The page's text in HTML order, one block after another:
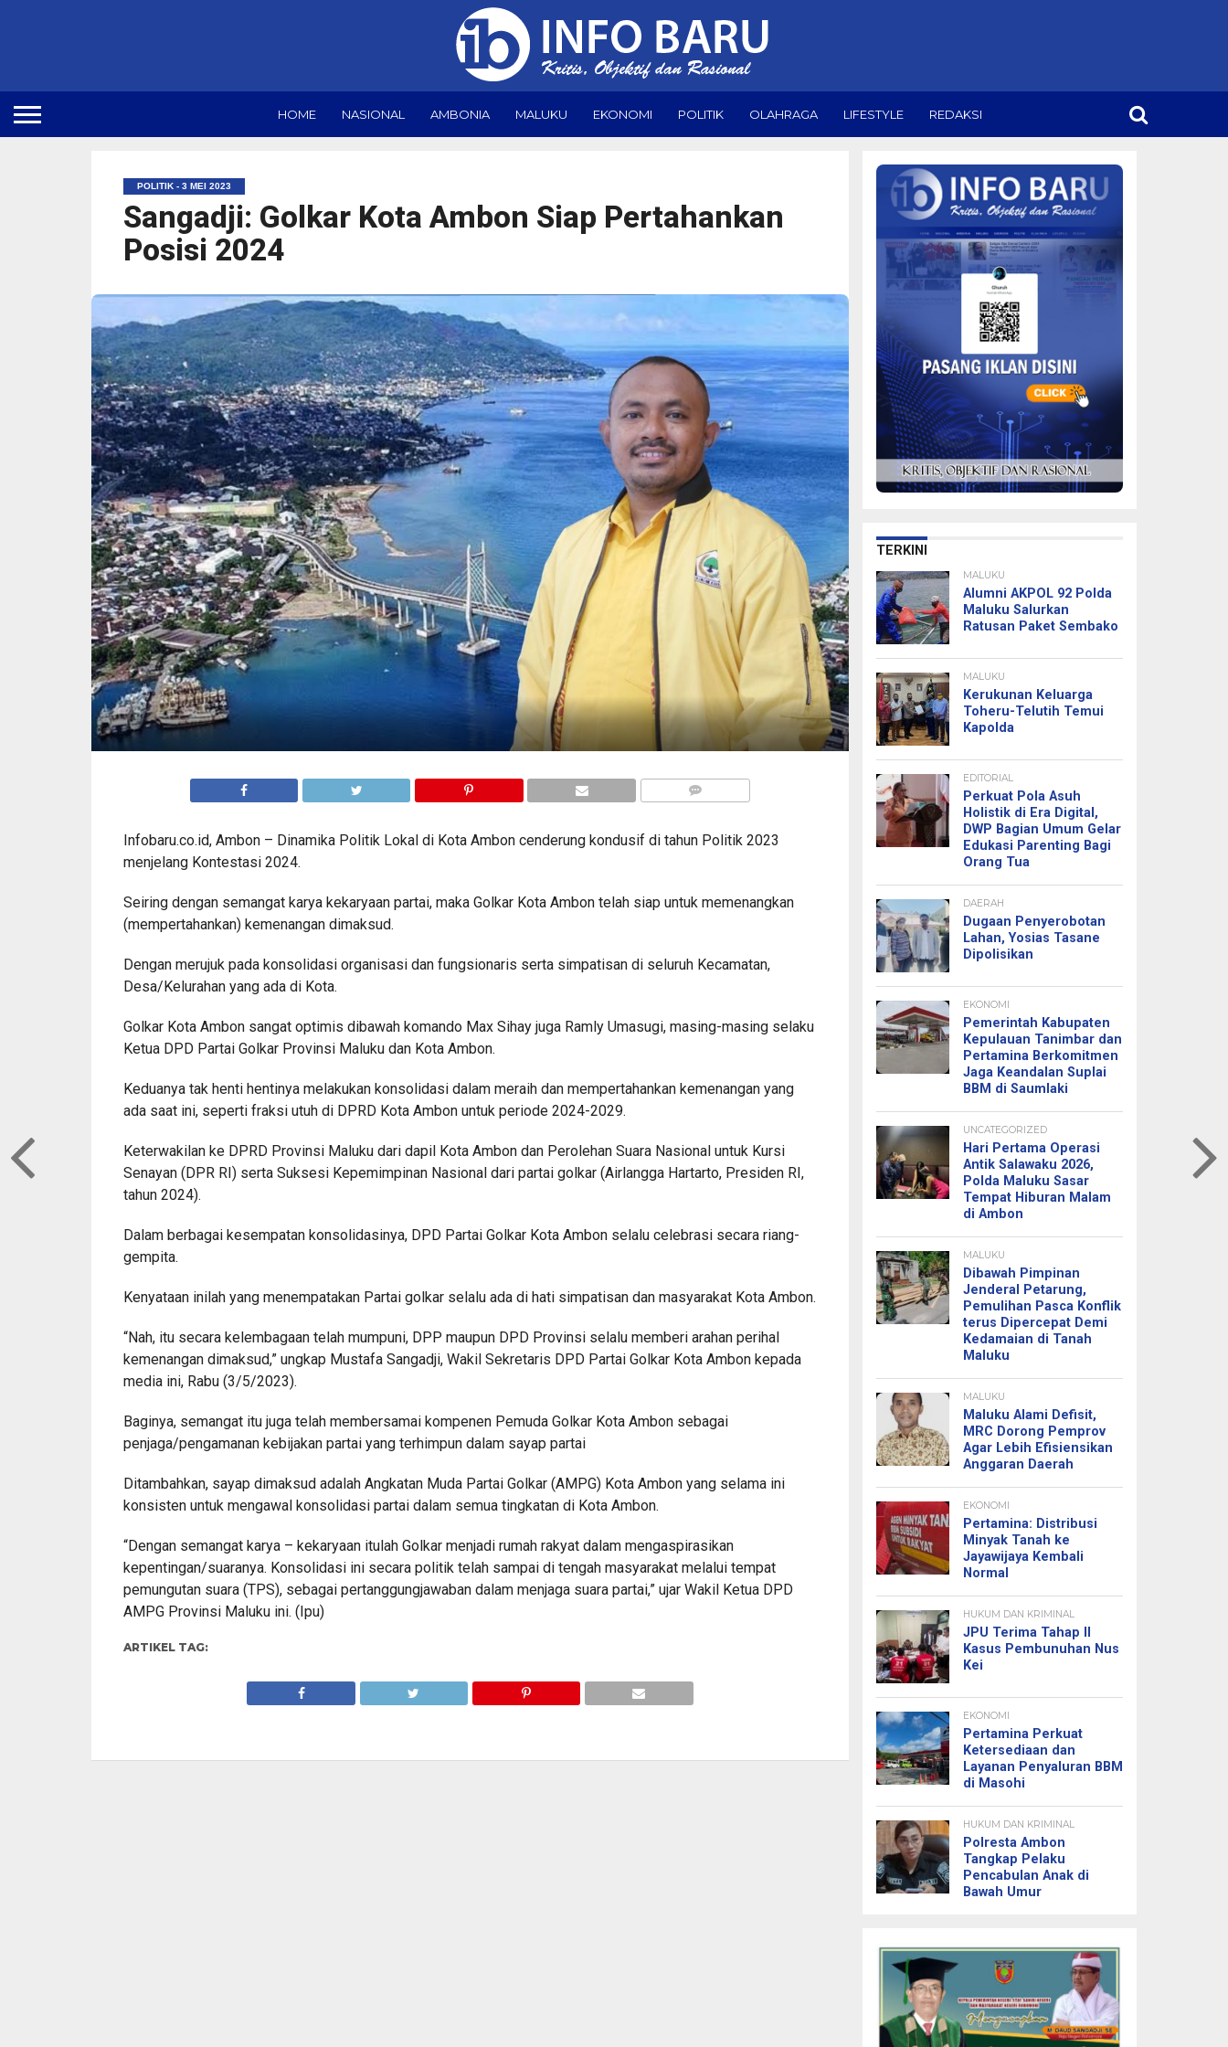
HOME NASIONAL AMBONIA MALUKU EKONOMI POLITIK OLAHRAGA LIFESTYLE REDAKSI
POLITIK - 3 MEI 2023
Sangadji: Golkar Kota Ambon Siap Pertahankan
Posisi 2024
Infobaru.co.id, Ambon – Dinamika Politik Lokal di Kota Ambon cenderung kondusif di tahun Politik 2023
menjelang Kontestasi 2024.
Seiring dengan semangat karya kekaryaan partai, maka Golkar Kota Ambon telah siap untuk memenangkan
(mempertahankan) kemenangan dimaksud.
Dengan merujuk pada konsolidasi organisasi dan fungsionaris serta simpatisan di seluruh Kecamatan,
Desa/Kelurahan yang ada di Kota.
Golkar Kota Ambon sangat optimis dibawah komando Max Sihay juga Ramly Umasugi, masing-masing selaku
Ketua DPD Partai Golkar Provinsi Maluku dan Kota Ambon.
Keduanya tak henti hentinya melakukan konsolidasi dalam meraih dan mempertahankan kemenangan yang
ada saat ini, seperti fraksi utuh di DPRD Kota Ambon untuk periode 2024-2029.
Keterwakilan ke DPRD Provinsi Maluku dari dapil Kota Ambon dan Perolehan Suara Nasional untuk Kursi
Senayan (DPR RI) serta Suksesi Kepemimpinan Nasional dari partai golkar (Airlangga Hartarto, Presiden RI,
tahun 2024).
Dalam berbagai kesempatan konsolidasinya, DPD Partai Golkar Kota Ambon selalu celebrasi secara riang-
gempita.
Kenyataan inilah yang menempatakan Partai golkar selalu ada di hati simpatisan dan masyarakat Kota Ambon.
“Nah, itu secara kelembagaan telah mumpuni, DPP maupun DPD Provinsi selalu memberi arahan perihal
kemenangan dimaksud,” ungkap Mustafa Sangadji, Wakil Sekretaris DPD Partai Golkar Kota Ambon kepada
media ini, Rabu (3/5/2023).
Baginya, semangat itu juga telah membersamai kompenen Pemuda Golkar Kota Ambon sebagai
penjaga/pengamanan kebijakan partai yang terhimpun dalam sayap partai
Ditambahkan, sayap dimaksud adalah Angkatan Muda Partai Golkar (AMPG) Kota Ambon yang selama ini
konsisten untuk mengawal konsolidasi partai dalam semua tingkatan di Kota Ambon.
“Dengan semangat karya – kekaryaan itulah Golkar menjadi rumah rakyat dalam mengaspirasikan
kepentingan/suaranya. Konsolidasi ini secara politik telah sampai di tengah masyarakat melalui tempat
pemungutan suara (TPS), sebagai pertanggungjawaban dalam menjaga suara partai,” ujar Wakil Ketua DPD
AMPG Provinsi Maluku ini. (Ipu)
ARTIKEL TAG:
TERKINI
MALUKU
Alumni AKPOL 92 Polda
Maluku Salurkan
Ratusan Paket Sembako
MALUKU
Kerukunan Keluarga
Toheru-Telutih Temui
Kapolda
EDITORIAL
Perkuat Pola Asuh
Holistik di Era Digital,
DWP Bagian Umum Gelar
Edukasi Parenting Bagi
Orang Tua
DAERAH
Dugaan Penyerobotan
Lahan, Yosias Tasane
Dipolisikan
EKONOMI
Pemerintah Kabupaten
Kepulauan Tanimbar dan
Pertamina Berkomitmen
Jaga Keandalan Suplai
BBM di Saumlaki
UNCATEGORIZED
Hari Pertama Operasi
Antik Salawaku 2026,
Polda Maluku Sasar
Tempat Hiburan Malam
di Ambon
MALUKU
Dibawah Pimpinan
Jenderal Petarung,
Pemulihan Pasca Konflik
terus Dipercepat Demi
Kedamaian di Tanah
Maluku
MALUKU
Maluku Alami Defisit,
MRC Dorong Pemprov
Agar Lebih Efisiensikan
Anggaran Daerah
EKONOMI
Pertamina: Distribusi
Minyak Tanah ke
Jayawijaya Kembali
Normal
HUKUM DAN KRIMINAL
JPU Terima Tahap II
Kasus Pembunuhan Nus
Kei
EKONOMI
Pertamina Perkuat
Ketersediaan dan
Layanan Penyaluran BBM
di Masohi
HUKUM DAN KRIMINAL
Polresta Ambon
Tangkap Pelaku
Pencabulan Anak di
Bawah Umur